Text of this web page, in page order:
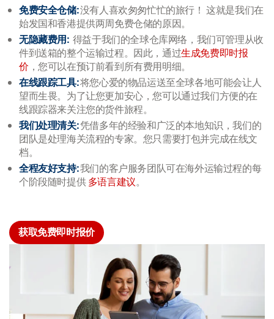
免费安全仓储:没有人喜欢匆匆忙忙的旅行！ 这就是我们在
始发国和香港提供两周免费仓储的原因。
无隐藏费用: 得益于我们的全球仓库网络，我们可管理从收
件到送箱的整个运输过程。因此，通过生成免费即时报
价 ，您可以在预订前看到所有费用明细。
在线跟踪工具:将您心爱的物品运送至全球各地可能会让人
望而生畏。为了让您更加安心，您可以通过我们方便的在
线跟踪器来关注您的货件旅程。
我们处理清关:凭借多年的经验和广泛的本地知识，我们的
团队是处理海关流程的专家。您只需要打包并完成在线文
档。
全程友好支持:我们的客户服务团队可在海外运输过程的每
个阶段随时提供多语言建议。
获取免费即时报价